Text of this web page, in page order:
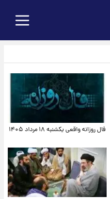
فال روزانه واقعی یکشنبه ۱۸ مرداد ۱۴۰۵